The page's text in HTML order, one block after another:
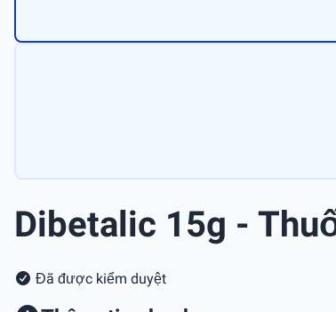
Dibetalic 15g -
Đã được kiểm duyệt